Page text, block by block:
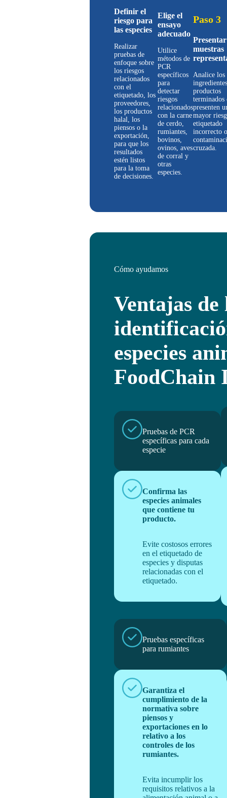
Definir el
riesgo para
las especies
Realizar
pruebas de
enfoque sobre
los riesgos
relacionados
con el
etiquetado, los
proveedores,
los productos
halal, los
piensos o la
exportación,
para que los
resultados
estén listos
para la toma
de decisiones.
Elige el
ensayo
adecuado
Utilice
métodos de
PCR
específicos
para
detectar
riesgos
relacionados
con la carne
de cerdo,
rumiantes,
bovinos,
ovinos, aves
de corral y
otras
especies.
Paso 3
Presentar
muestras
Analice los
productos
terminados
presenten
mayor
etiquetado
incorrecto
cruzada.
Cómo ayudamos
Ventajas de
especies
FoodChain
Pruebas de PCR
específicas para cada
especie
Confirma las
especies animales
que contiene tu
producto.
Evite costosos errores
en el etiquetado de
especies y disputas
relacionadas con el
etiquetado.
Pruebas específicas
para rumiantes
Garantiza el
cumplimiento de la
normativa sobre
piensos y
exportaciones en lo
relativo a los
controles de los
rumiantes.
Evita incumplir los
requisitos relativos a la